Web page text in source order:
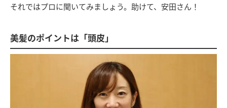
それではプロに聞いてみましょう。助けて、安田さん！
美髪のポイントは「頭皮」